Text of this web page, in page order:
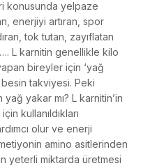
konusunda yelpaze
enerjiyi artıran, spor
tok tutan, zayıflatan
L karnitin genellikle kilo
bireyler için ‘yağ
besin takviyesi. Peki
yakar mı? L karnitin’in
kullanıldıkları
olur ve enerji
amino asitlerinden
yeterli miktarda üretmesi